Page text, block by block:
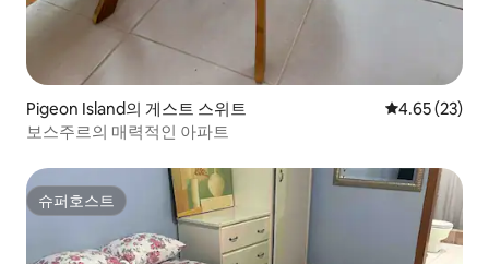
Pigeon Island의 게스트 스위트 평점 4.65점(5
4.65 (23)
보스주르의 매력적인 아파트
슈퍼호스트
슈퍼호스트